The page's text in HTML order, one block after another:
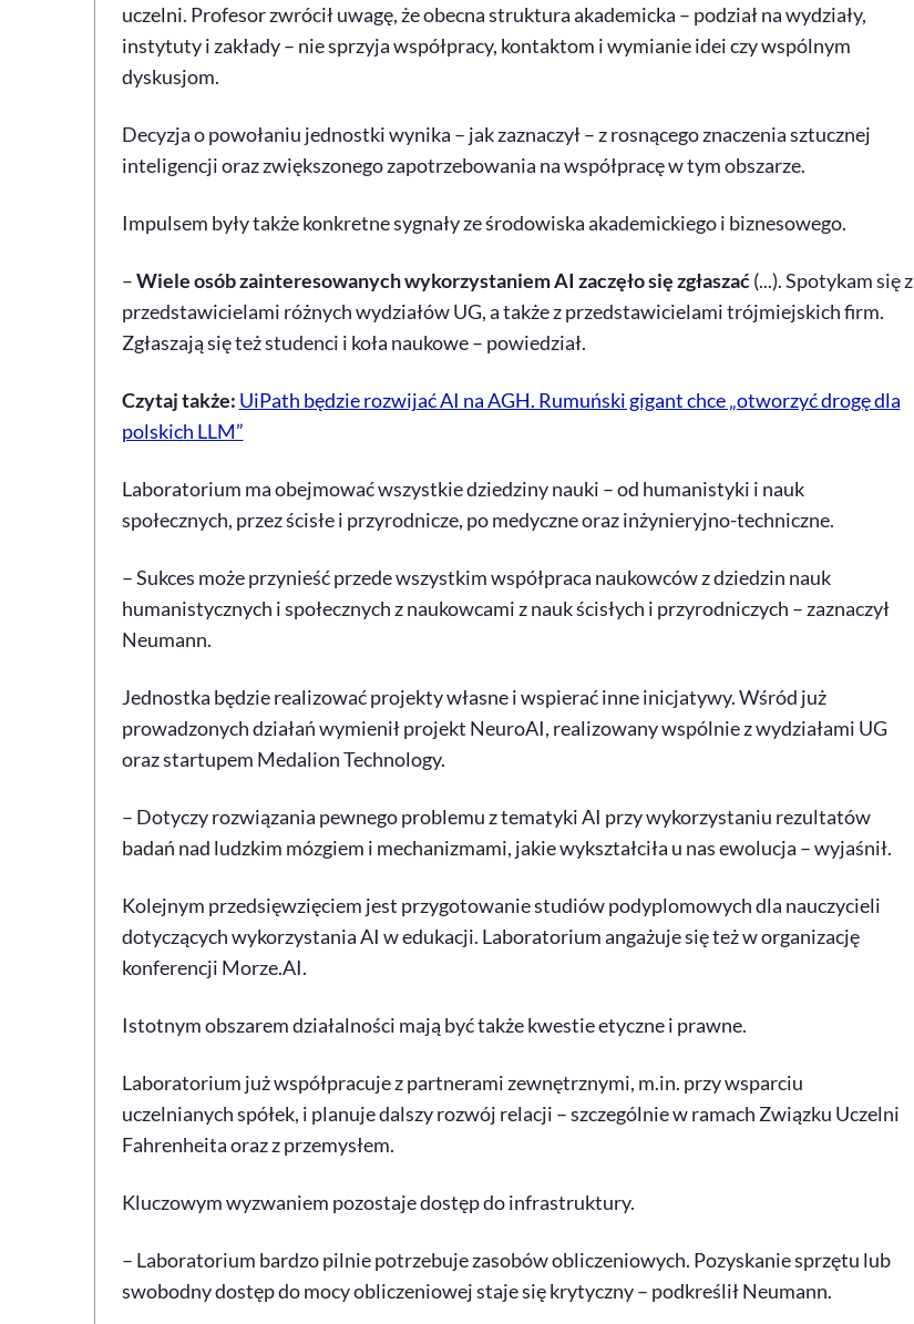
uczelni. Profesor zwrócił uwagę, że obecna struktura akademicka – podział na wydziały,
instytuty i zakłady – nie sprzyja współpracy, kontaktom i wymianie idei czy wspólnym
dyskusjom.
Decyzja o powołaniu jednostki wynika – jak zaznaczył – z rosnącego znaczenia sztucznej
inteligencji oraz zwiększonego zapotrzebowania na współpracę w tym obszarze.
Impulsem były także konkretne sygnały ze środowiska akademickiego i biznesowego.
–Wiele osób zainteresowanych wykorzystaniem AI zaczęło się zgłaszać(...). Spotykam się z
przedstawicielami różnych wydziałów UG, a także z przedstawicielami trójmiejskich firm.
Zgłaszają się też studenci i koła naukowe – powiedział.
Czytaj także: UiPath będzie rozwijać AI na AGH. Rumuński gigant chce „otworzyć drogę dla
polskich LLM”
Laboratorium ma obejmować wszystkie dziedziny nauki – od humanistyki i nauk
społecznych, przez ścisłe i przyrodnicze, po medyczne oraz inżynieryjno-techniczne.
– Sukces może przynieść przede wszystkim współpraca naukowców z dziedzin nauk
humanistycznych i społecznych z naukowcami z nauk ścisłych i przyrodniczych – zaznaczył
Neumann.
Jednostka będzie realizować projekty własne i wspierać inne inicjatywy. Wśród już
prowadzonych działań wymienił projekt NeuroAI, realizowany wspólnie z wydziałami UG
oraz startupem Medalion Technology.
– Dotyczy rozwiązania pewnego problemu z tematyki AI przy wykorzystaniu rezultatów
badań nad ludzkim mózgiem i mechanizmami, jakie wykształciła u nas ewolucja – wyjaśnił.
Kolejnym przedsięwzięciem jest przygotowanie studiów podyplomowych dla nauczycieli
dotyczących wykorzystania AI w edukacji. Laboratorium angażuje się też w organizację
konferencji Morze.AI.
Istotnym obszarem działalności mają być także kwestie etyczne i prawne.
Laboratorium już współpracuje z partnerami zewnętrznymi, m.in. przy wsparciu
uczelnianych spółek, i planuje dalszy rozwój relacji – szczególnie w ramach Związku Uczelni
Fahrenheita oraz z przemysłem.
Kluczowym wyzwaniem pozostaje dostęp do infrastruktury.
– Laboratorium bardzo pilnie potrzebuje zasobów obliczeniowych. Pozyskanie sprzętu lub
swobodny dostęp do mocy obliczeniowej staje się krytyczny – podkreślił Neumann.